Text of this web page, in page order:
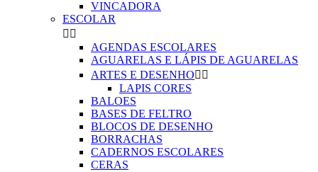
VINCADORA
ESCOLAR
 
AGENDAS ESCOLARES
AGUARELAS E LÁPIS DE AGUARELAS
ARTES E DESENHO 
LAPIS CORES
BALOES
BASES DE FELTRO
BLOCOS DE DESENHO
BORRACHAS
CADERNOS ESCOLARES
CERAS